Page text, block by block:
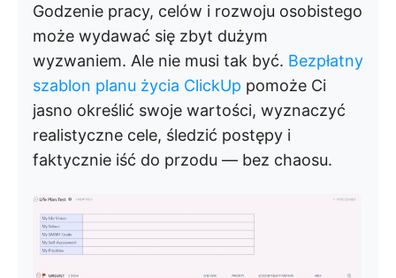
Godzenie pracy, celów i rozwoju osobistego
może wydawać się zbyt dużym
wyzwaniem. Ale nie musi tak być. Bezpłatny
szablon planu życia ClickUp pomoże Ci
jasno określić swoje wartości, wyznaczyć
realistyczne cele, śledzić postępy i
faktycznie iść do przodu — bez chaosu.